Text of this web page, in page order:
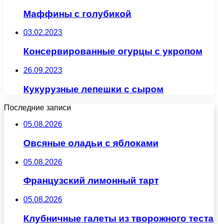
Маффины с голубикой
03.02.2023
Консервированные огурцы с укропом
26.09.2023
Кукурузные лепешки с сыром
Последние записи
05.08.2026
Овсяные оладьи с яблоками
05.08.2026
Французский лимонный тарт
05.08.2026
Клубничные галеты из творожного теста